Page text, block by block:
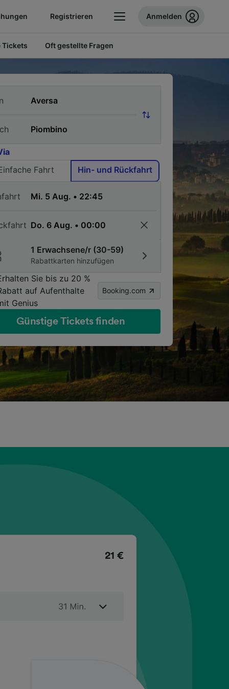
Registrieren Anmelden
Tickets Oft gestellte Fragen
Fahrt
Hin- und Rückfahrt
1 Erwachsene/r (30-59)
Rabattkarten hinzufügen
Sie bis zu 20 %
auf Aufenthalte
Genius
Booking.com
Günstige Tickets finden